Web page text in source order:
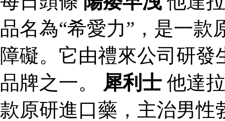
品名為“希愛力”，是一
障礙。它由禮來公司研
品牌之一。 犀利士 他達
款原研進口藥，主治男性